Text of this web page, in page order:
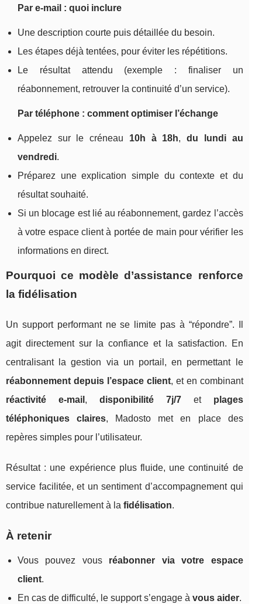
Par e-mail : quoi inclure
Une description courte puis détaillée du besoin.
Les étapes déjà tentées, pour éviter les répétitions.
Le résultat attendu (exemple : finaliser un
réabonnement, retrouver la continuité d’un service).
Par téléphone : comment optimiser l’échange
Appelez sur le créneau 10h à 18h,du lundi au
vendredi.
Préparez une explication simple du contexte et du
résultat souhaité.
Si un blocage est lié au réabonnement, gardez l’accès
à votre espace client à portée de main pour vérifier les
informations en direct.
Pourquoi ce modèle d’assistance renforce
la fidélisation
Un support performant ne se limite pas à “répondre”. Il
agit directement sur la confiance et la satisfaction. En
centralisant la gestion via un portail, en permettant le
réabonnement depuis l’espace client, et en combinant
réactivité e-mail , disponibilité 7j/7et plages
téléphoniques claires, Madosto met en place des
repères simples pour l’utilisateur.
Résultat : une expérience plus fluide, une continuité de
service facilitée, et un sentiment d’accompagnement qui
contribue naturellement à la fidélisation.
À retenir
Vous pouvez vous réabonner via votre espace
client.
En cas de difficulté, le support s’engage à vous aider.